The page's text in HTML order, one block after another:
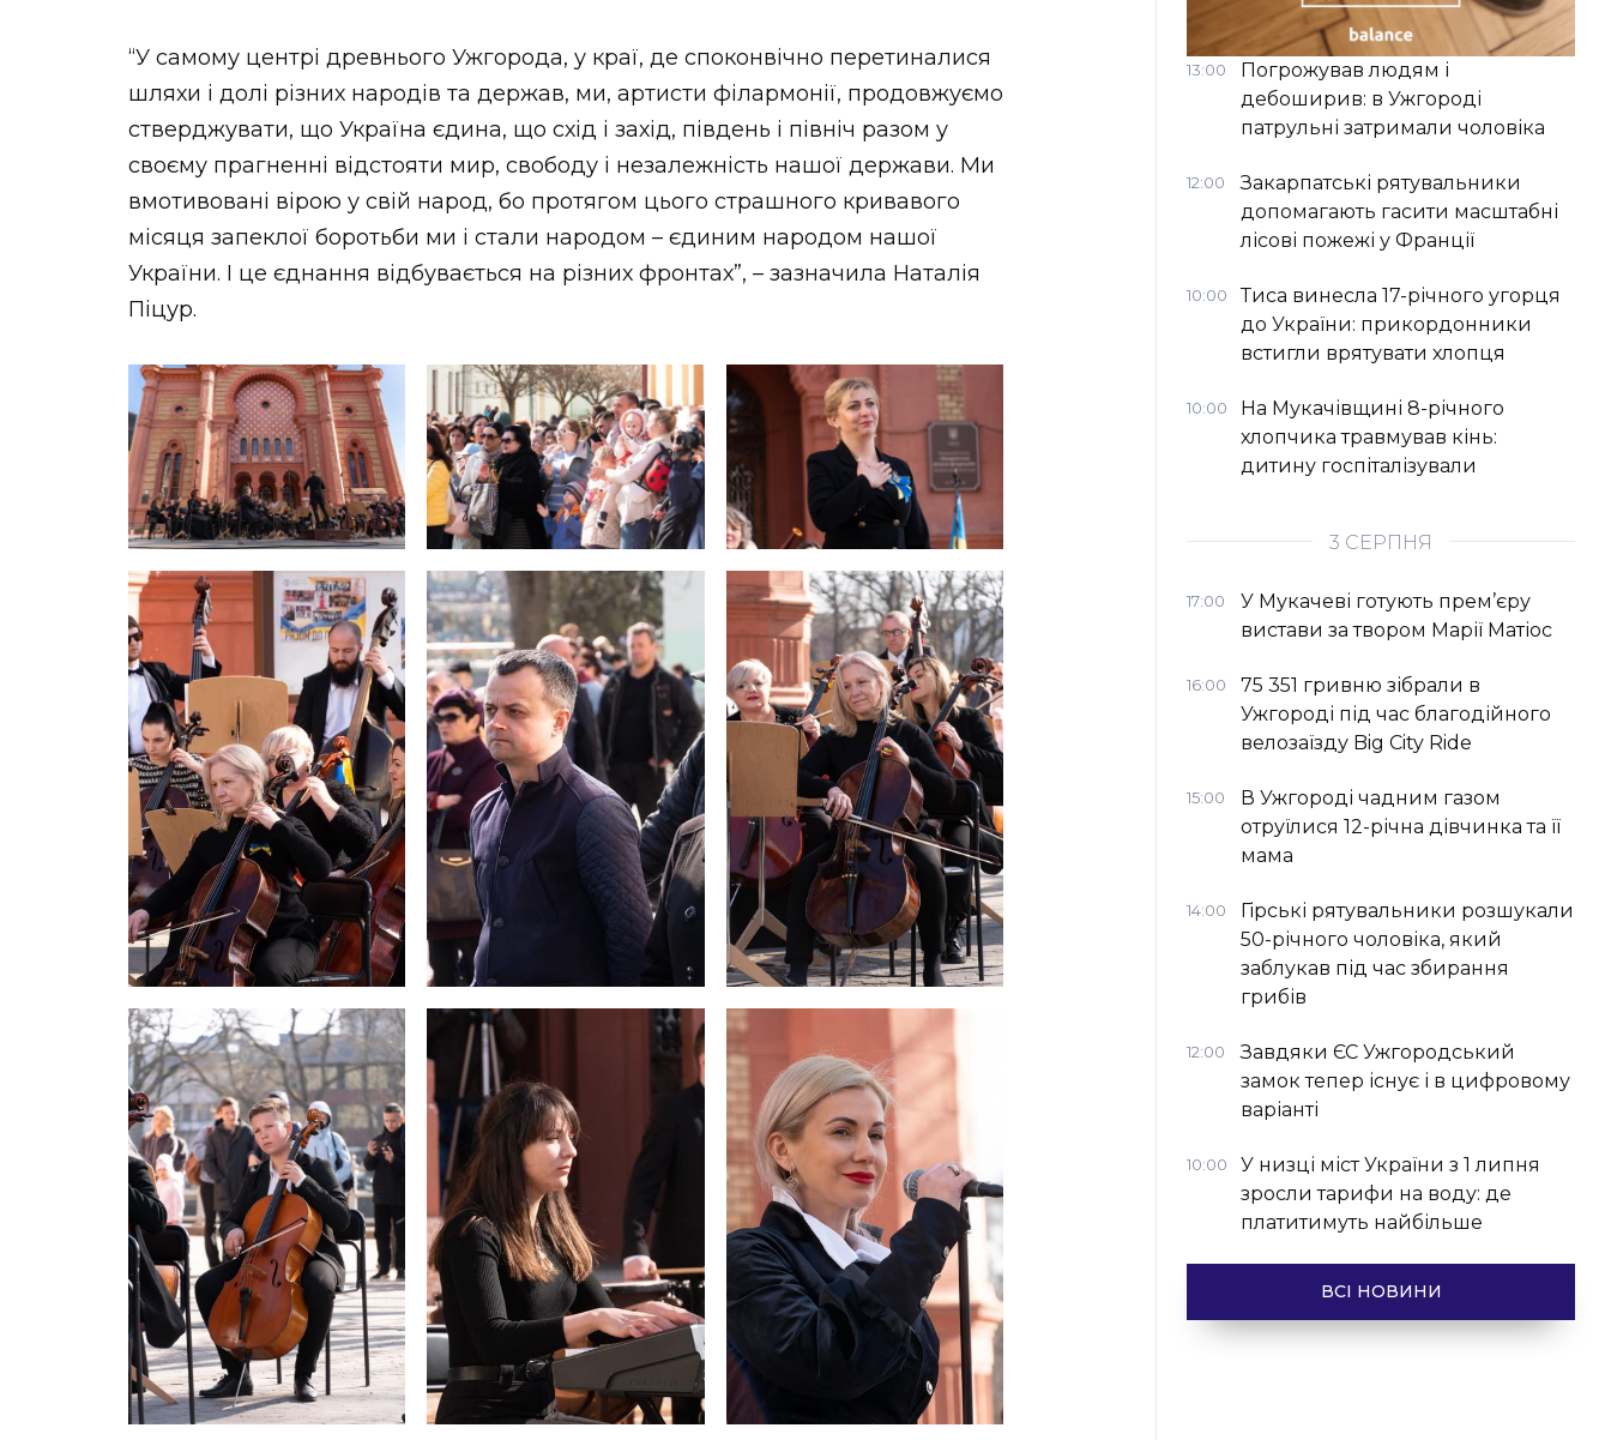
“У самому центрі древнього Ужгорода, у краї, де споконвічно перетиналися
шляхи і долі різних народів та держав, ми, артисти філармонії, продовжуємо
стверджувати, що Україна єдина, що схід і захід, південь і північ разом у
своєму прагненні відстояти мир, свободу і незалежність нашої держави. Ми
вмотивовані вірою у свій народ, бо протягом цього страшного кривавого
місяця запеклої боротьби ми і стали народом – єдиним народом нашої
України. І це єднання відбувається на різних фронтах”, – зазначила Наталія
Піцур.
13:00
Погрожував людям і
дебоширив: в Ужгороді
патрульні затримали чоловіка
12:00
Закарпатські рятувальники
допомагають гасити масштабні
лісові пожежі у Франції
10:00
Тиса винесла 17-річного угорця
до України: прикордонники
встигли врятувати хлопця
10:00
На Мукачівщині 8-річного
хлопчика травмував кінь:
дитину госпіталізували
3 СЕРПНЯ
17:00
У Мукачеві готують прем’єру
вистави за твором Марії Матіос
16:00
75 351 гривню зібрали в
Ужгороді під час благодійного
велозаїзду Big Сity Ride
15:00
В Ужгороді чадним газом
отруїлися 12-річна дівчинка та її
мама
14:00
Гірські рятувальники розшукали
50-річного чоловіка, який
заблукав під час збирання
грибів
12:00
Завдяки ЄС Ужгородський
замок тепер існує і в цифровому
варіанті
10:00
У низці міст України з 1 липня
зросли тарифи на воду: де
платитимуть найбільше
ВСІ НОВИНИ